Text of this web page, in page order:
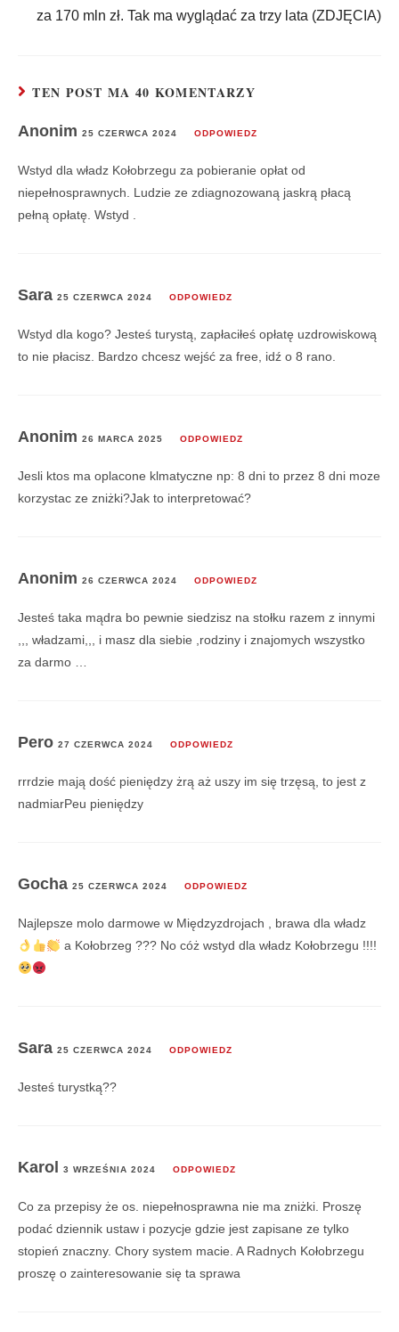
za 170 mln zł. Tak ma wyglądać za trzy lata (ZDJĘCIA)
TEN POST MA 40 KOMENTARZY
Anonim 25 CZERWCA 2024 ODPOWIEDZ
Wstyd dla władz Kołobrzegu za pobieranie opłat od
niepełnosprawnych. Ludzie ze zdiagnozowaną jaskrą płacą
pełną opłatę. Wstyd .
Sara 25 CZERWCA 2024 ODPOWIEDZ
Wstyd dla kogo? Jesteś turystą, zapłaciłeś opłatę uzdrowiskową
to nie płacisz. Bardzo chcesz wejść za free, idź o 8 rano.
Anonim 26 MARCA 2025 ODPOWIEDZ
Jesli ktos ma oplacone klmatyczne np: 8 dni to przez 8 dni moze
korzystac ze zniżki?Jak to interpretować?
Anonim 26 CZERWCA 2024 ODPOWIEDZ
Jesteś taka mądra bo pewnie siedzisz na stołku razem z innymi
,,, władzami,,, i masz dla siebie ,rodziny i znajomych wszystko
za darmo …
Pero 27 CZERWCA 2024 ODPOWIEDZ
rrrdzie mają dość pieniędzy żrą aż uszy im się trzęsą, to jest z
nadmiarPeu pieniędzy
Gocha 25 CZERWCA 2024 ODPOWIEDZ
Najlepsze molo darmowe w Międzyzdrojach , brawa dla władz
a Kołobrzeg ??? No cóż wstyd dla władz Kołobrzegu !!!!
Sara 25 CZERWCA 2024 ODPOWIEDZ
Jesteś turystką??
Karol 3 WRZEŚNIA 2024 ODPOWIEDZ
Co za przepisy że os. niepełnosprawna nie ma zniżki. Proszę
podać dziennik ustaw i pozycje gdzie jest zapisane ze tylko
stopień znaczny. Chory system macie. A Radnych Kołobrzegu
proszę o zainteresowanie się ta sprawa